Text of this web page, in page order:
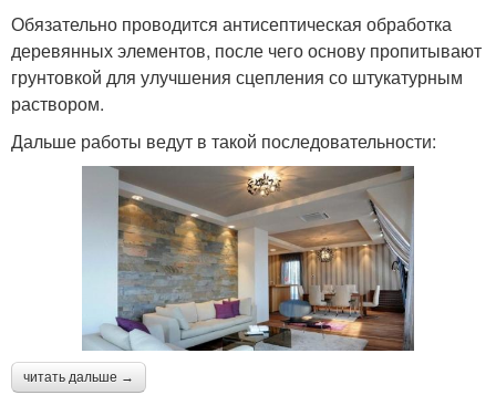
Обязательно проводится антисептическая обработка
деревянных элементов, после чего основу пропитывают
грунтовкой для улучшения сцепления со штукатурным
раствором.
Дальше работы ведут в такой последовательности:
читать дальше →